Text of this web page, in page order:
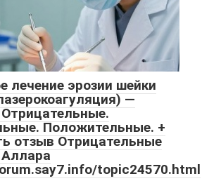
лечение эрозии шейки
—
Положительные. +
отзыв Отрицательные
topic24570.html